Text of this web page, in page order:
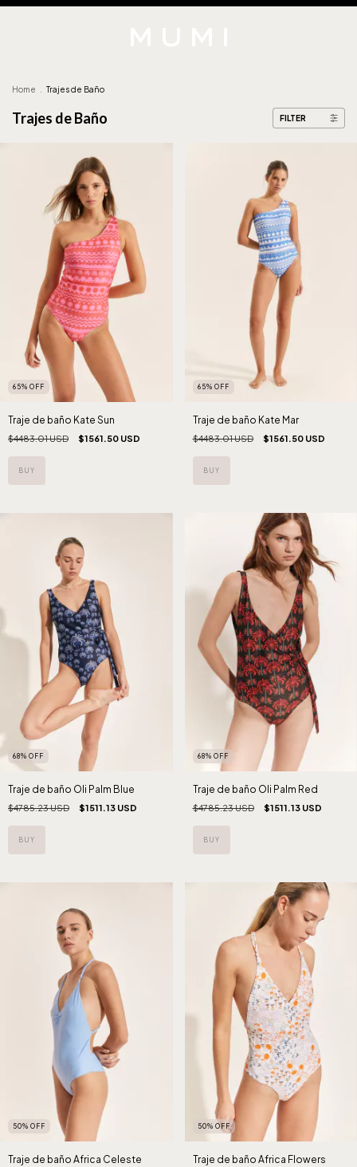
Home Trajes de Baño
Trajes de Baño FILTER
65% OFF
Traje de baño Kate Sun
$4483.01 USD $1561.50 USD
BUY
65% OFF
Traje de baño Kate Mar
$4483.01 USD $1561.50 USD
BUY
68% OFF
Traje de baño Oli Palm Blue
$4785.23 USD $1511.13 USD
BUY
68% OFF
Traje de baño Oli Palm Red
$4785.23 USD $1511.13 USD
BUY
50% OFF
Traje de baño Africa Celeste
50% OFF
Traje de baño Africa Flowers